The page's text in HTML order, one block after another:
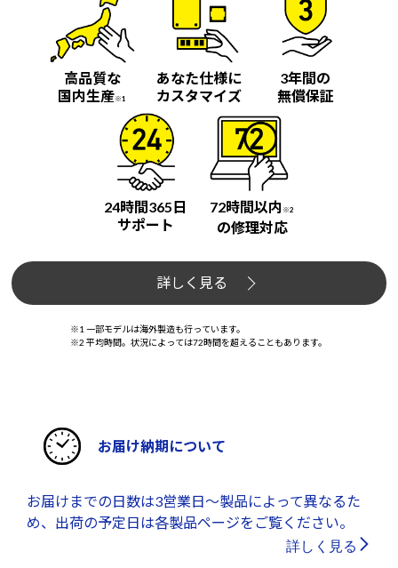
高品質な
国内生産※1
あなた仕様に
カスタマイズ
3年間の
無償保証
24時間365日
サポート
72時間以内 ※2
の修理対応
詳しく見る
※1 一部モデルは海外製造も行っています。
※2 平均時間。状況によっては72時間を超えることもあります。
お届け納期について
お届けまでの日数は3営業日～製品によって異なるた
め、出荷の予定日は各製品ページをご覧ください。
詳しく見る